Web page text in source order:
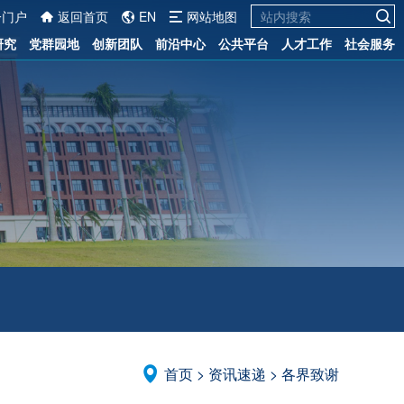
户 返回首页 EN
网站地图
究
党群园地 创新团队 前沿中心 公共平台 人才工作 社会服务
首页 > 资讯速递 > 各界致谢